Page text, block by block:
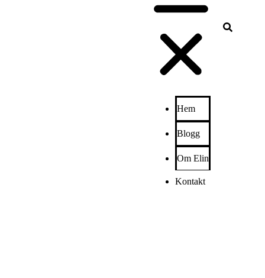
Hem
Blogg
Om Elin
Kontakt